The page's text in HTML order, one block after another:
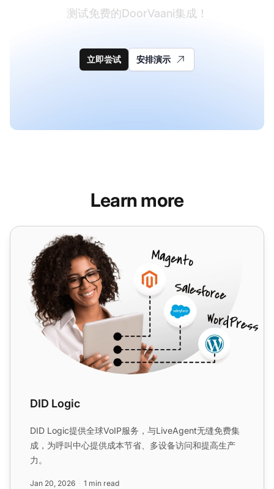
测试免费的DoorVaani集成！
立即尝试 安排演示
Learn more
DID Logic
DID Logic
DID Logic提供全球VoIP服务，与LiveAgent无缝免费集
成，为呼叫中心提供成本节省、多设备访问和提高生产
力。
Jan 20, 2026 1 min read